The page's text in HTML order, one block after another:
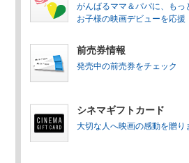
売店情報 NEWS
子ども会deシネマ
がんばるママ＆パパに、もっ
お子様の映画デビューを応援
前売券情報
発売中の前売券をチェック
シネマギフトカード
大切な人へ映画の感動を贈り